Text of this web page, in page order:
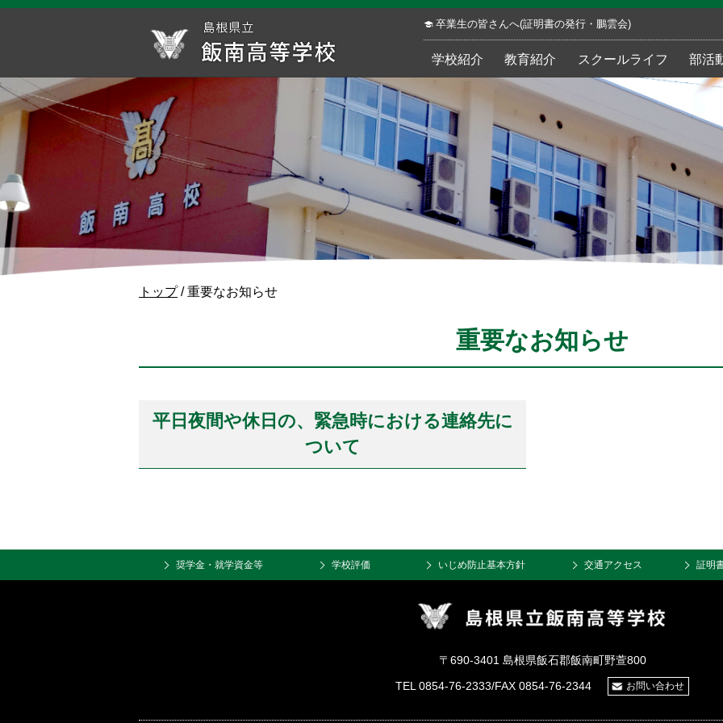
このページの本文へ
卒業生の皆さんへ(証明書の発行・鵬雲会)
学校紹介 教育紹介 スクールライフ 部活
現
置：
トップ/重要なお知らせ
重要なお知らせ
平日夜間や休日の、緊急時における連絡先に
ついて
奨学金・就学資金等 学校評価 いじめ防止基本方針 交通アクセス 証明
〒690-3401 島根県飯石郡飯南町野萱800
TEL 0854-76-2333/FAX 0854-76-2344
お問い合わせ